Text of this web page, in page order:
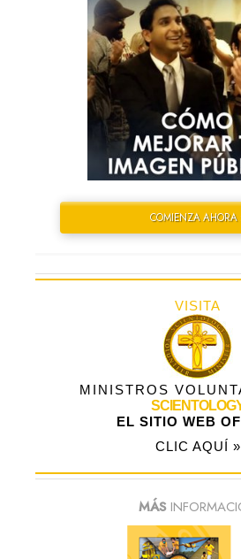
COMIENZA AHORA
VISITA
MINISTROS
EL SITIO WEB
CLIC AQUÍ »
MÁS